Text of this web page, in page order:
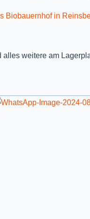
Biobauernhof in
weitere am